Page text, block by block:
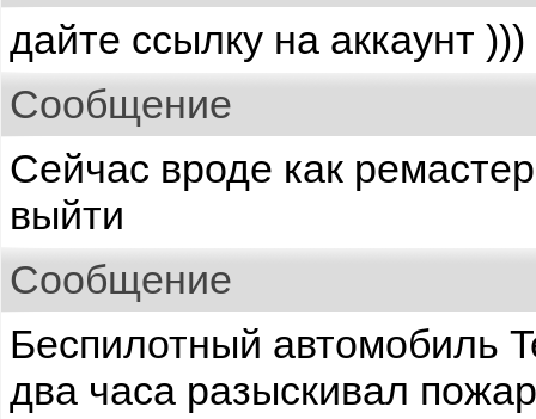
дайте ссылку на аккаунт )))
Сообщение
Сейчас вроде как
выйти
Сообщение
Беспилотный автомобиль
два часа разыскивал